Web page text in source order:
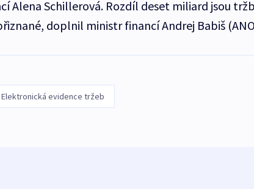
Alena Schillerová. Rozdíl deset miliard jsou
doplnil ministr financí Andrej Babiš
Elektronická evidence tržeb